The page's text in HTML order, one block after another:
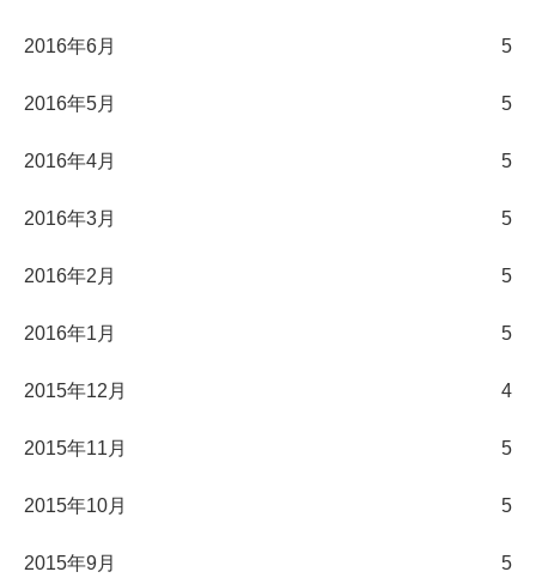
2016年6月 5
2016年5月 5
2016年4月 5
2016年3月 5
2016年2月 5
2016年1月 5
2015年12月 4
2015年11月 5
2015年10月 5
2015年9月 5